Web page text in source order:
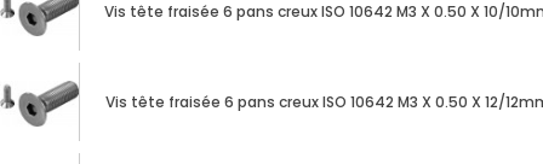
Nos
produits
Vis tête fraisée 6 pans creux ISO 10642 M3 X 0.50 X 10/
Vis tête fraisée 6 pans creux ISO 10642 M3 X 0.50 X 12/